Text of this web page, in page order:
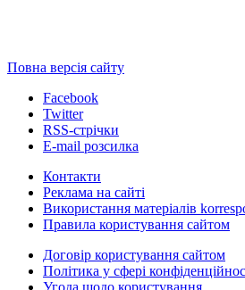
Повна версія сайту
Facebook
Twitter
RSS-стрічки
E-mail розсилка
Контакти
Реклама на сайті
Використання матеріалів
Правила користування сайтом
Договір користування сайтом
Політика у сфері
Угода щодо користування